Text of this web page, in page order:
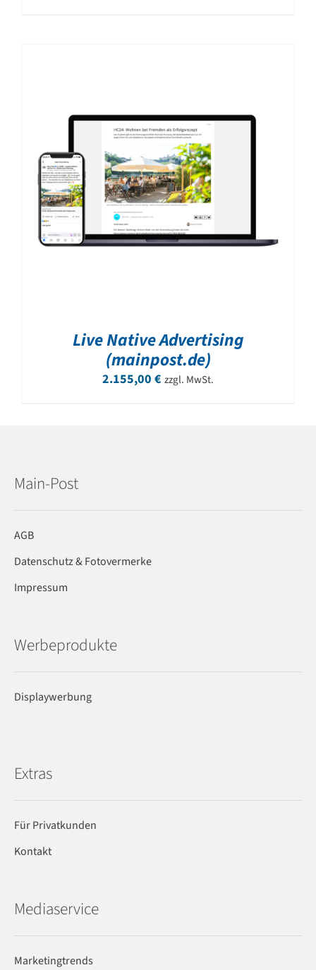
Live Native Advertising
(mainpost.de)
2.155,00 € zzgl. MwSt.
Main-Post
AGB
Datenschutz & Fotovermerke
Impressum
Werbeprodukte
Displaywerbung
Extras
Für Privatkunden
Kontakt
Mediaservice
Marketingtrends